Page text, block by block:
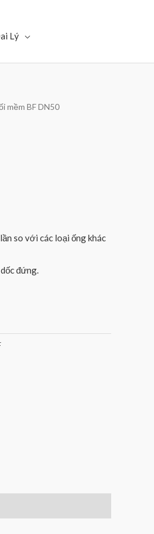
Lý
mềm BF DN50
so với các loại ống khác
đứng.